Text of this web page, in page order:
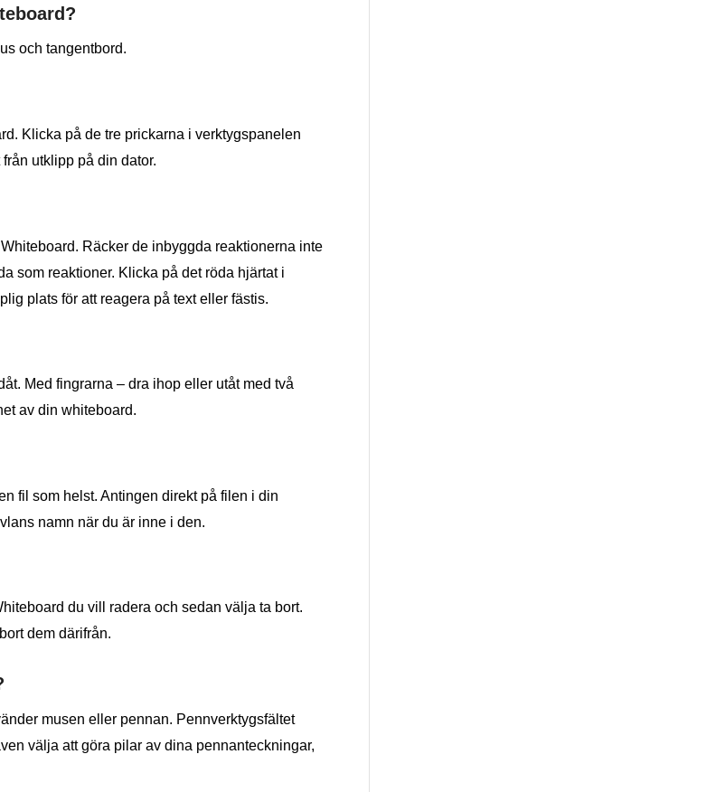
och tangentbord.
Klicka på de tre prickarna i verktygspanelen
utklipp på din dator.
Räcker de inbyggda reaktionerna inte
som reaktioner. Klicka på det röda hjärtat i
plats för att reagera på text eller fästis.
Med fingrarna – dra ihop eller utåt med två
av din whiteboard.
fil som helst. Antingen direkt på filen i din
namn när du är inne i den.
du vill radera och sedan välja ta bort.
dem därifrån.
musen eller pennan. Pennverktygsfältet
välja att göra pilar av dina pennanteckningar,